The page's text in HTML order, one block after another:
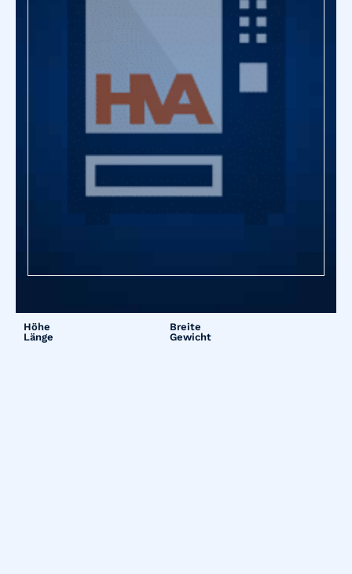
Höhe
Breite
Länge
Gewicht